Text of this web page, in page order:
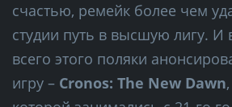
счастью, ремейк более чем
студии путь в высшую лигу. И
всего этого поляки
игру – Cronos: The New Dawn